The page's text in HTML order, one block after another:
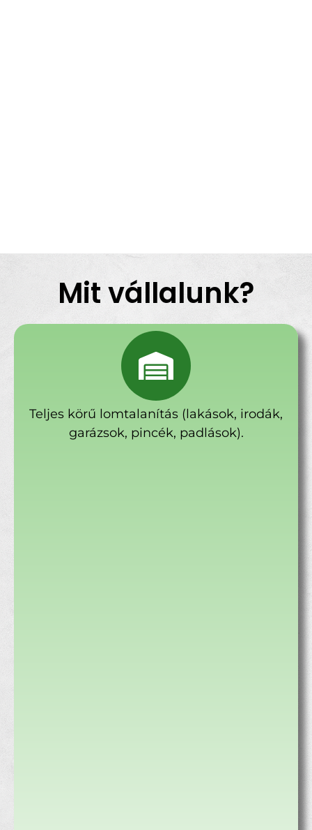
Mit vállalunk?
Teljes körű lomtalanítás (lakások, irodák,
garázsok, pincék, padlások).